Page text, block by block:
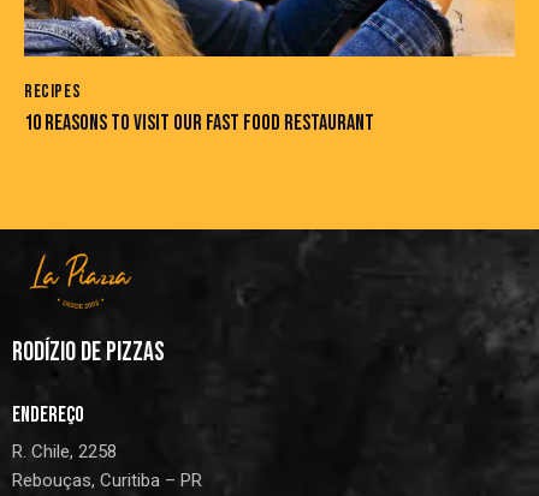
RECIPES
10 REASONS TO VISIT OUR FAST FOOD RESTAURANT
RODÍZIO DE PIZZAS
ENDEREÇO
R. Chile, 2258
Rebouças, Curitiba – PR